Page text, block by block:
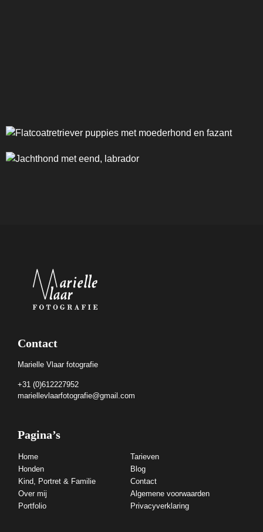
Contact
Marielle Vlaar fotografie
+31 (0)612227952
mariellevlaarfotografie@gmail.com
Pagina’s
Home
Tarieven
Honden
Blog
Kind, Portret & Familie
Contact
Over mij
Algemene voorwaarden
Portfolio
Privacyverklaring